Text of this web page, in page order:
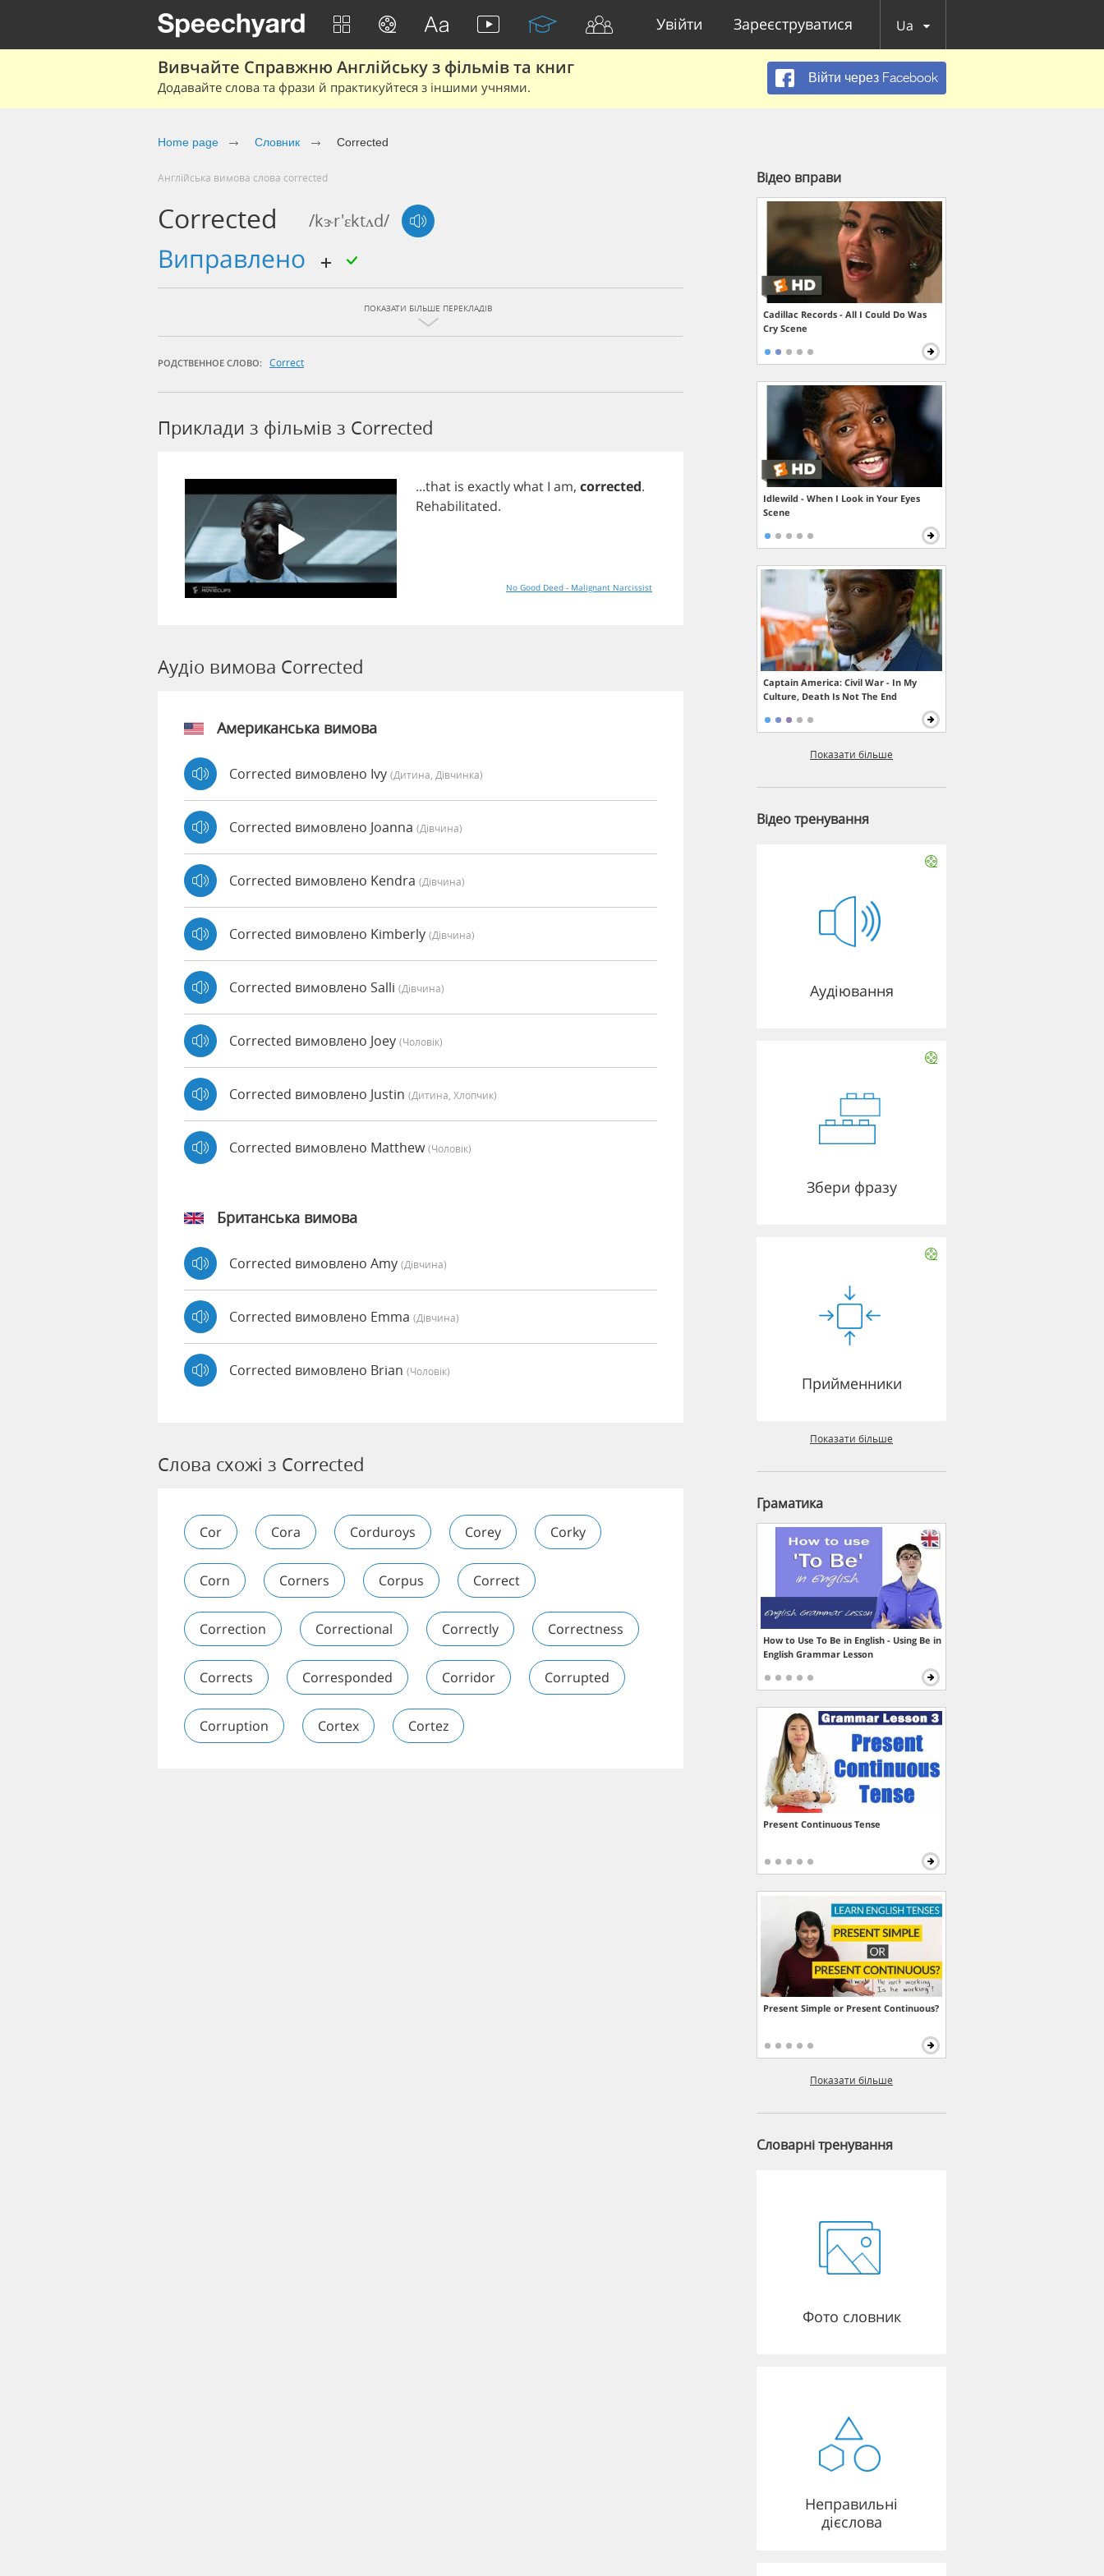
Увійти Зареєструватися Ua
Вивчайте Справжню Англійську з фільмів та книг
Додавайте слова та фрази й практикуйтеся з іншими учнями.
Війти через Facebook
Home page Cловник Corrected
Англійська вимова слова corrected
Corrected /kɝr'ɛktʌd/
виправлено
ПОКАЗАТИ БІЛЬШЕ ПЕРЕКЛАДІВ
РОДСТВЕННОЕ СЛОВО: Correct
Приклади з фільмів з Corrected
...that is exactlywhat I am, corrected.
Rehabilitated.
No Good Deed - Malignant Narcissist
Аудіо вимова Corrected
Американська вимова
Corrected вимовлено Ivy (дитина, Дівчинка)
Corrected вимовлено Joanna (дівчина)
Corrected вимовлено Kendra (дівчина)
Corrected вимовлено Kimberly (дівчина)
Corrected вимовлено Salli (дівчина)
Corrected вимовлено Joey (чоловік)
Corrected вимовлено Justin (дитина, Хлопчик)
Corrected вимовлено Matthew(чоловік)
Британська вимова
Corrected вимовлено Amy (дівчина)
Corrected вимовлено Emma (дівчина)
Corrected вимовлено Brian (чоловік)
Слова схожі з Corrected
Cor Cora Corduroys Corey Corky
Corn Corners Corpus Correct
Correction Correctional Correctly Correctness
Corrects Corresponded Corridor Corrupted
Corruption Cortex Cortez
Відео вправи
Cadillac Records - All I Could Do Was
Cry Scene
Idlewild - When I Look in Your Eyes
Scene
Captain America: Civil War - In My
Culture, Death Is Not The End
Показати більше
Відео тренування
Аудіювання
Збери фразу
Прийменники
Показати більше
Граматика
How to Use To Be in English - Using Be in
English Grammar Lesson
Present Continuous Tense
Present Simple or Present Continuous?
Показати більше
Словарні тренування
Фото словник
Неправильні
дієслова